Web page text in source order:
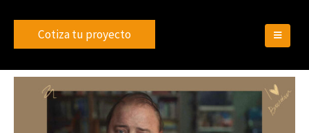
Cotiza tu proyecto